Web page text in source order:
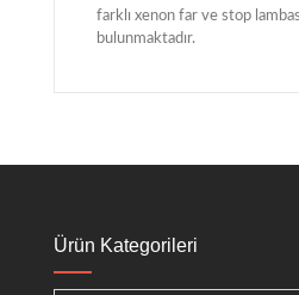
farklı xenon far ve stop
bulunmaktadır.
Ürün Kategorileri